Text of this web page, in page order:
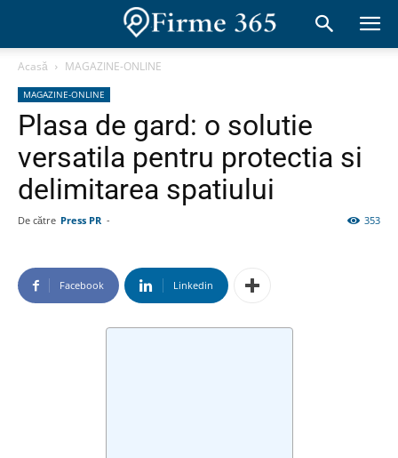
Acasă MAGAZINE-ONLINE
MAGAZINE-ONLINE
Plasa de gard: o solutie
versatila pentru protectia si
delimitarea spatiului
De către Press PR - 353
Facebook Linkedin